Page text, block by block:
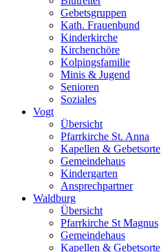
Gebetsgruppen
Kath. Frauenbund
Kinderkirche
Kirchenchöre
Kolpingsfamilie
Minis & Jugend
Senioren
Soziales
Vogt
Übersicht
Pfarrkirche St. Anna
Kapellen & Gebetsorte
Gemeindehaus
Kindergarten
Ansprechpartner
Waldburg
Übersicht
Pfarrkirche St Magnus
Gemeindehaus
Kapellen & Gebetsorte